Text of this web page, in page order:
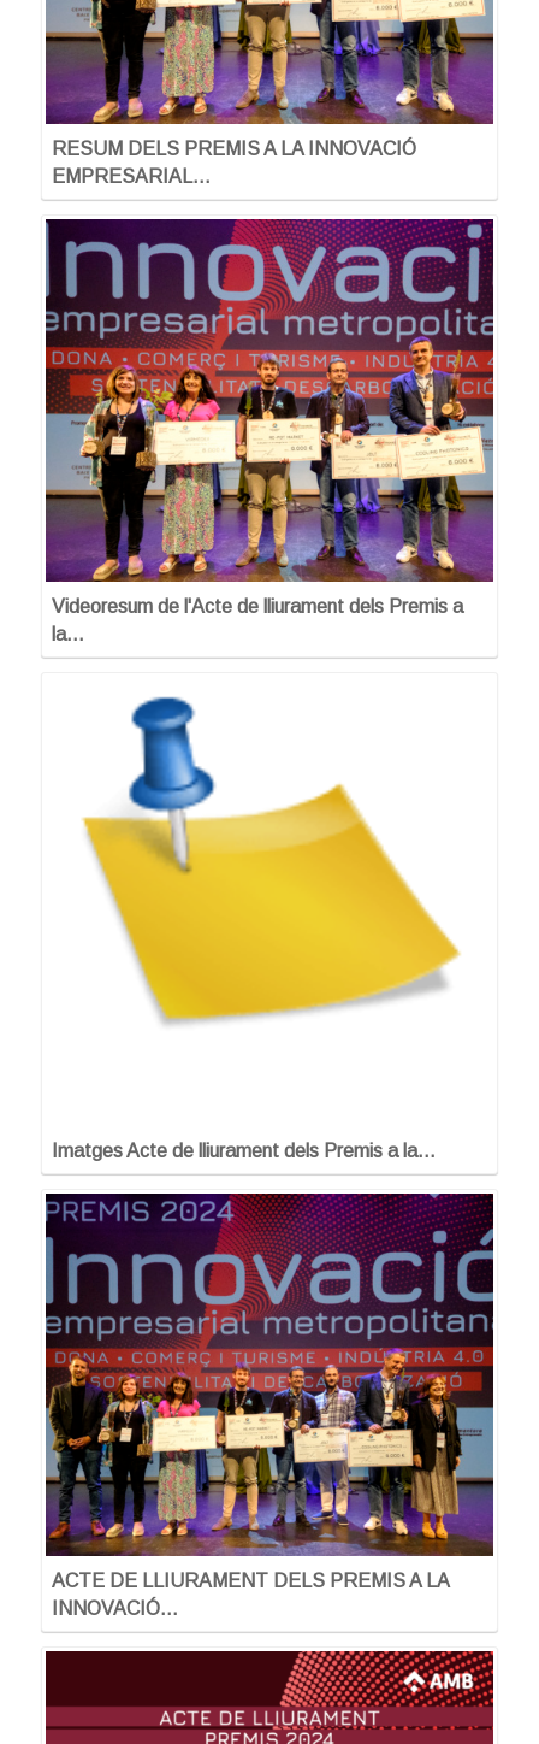
RESUM DELS PREMIS A LA INNOVACIÓ
EMPRESARIAL…
Videoresum de l'Acte de lliurament dels Premis a
la…
Imatges Acte de lliurament dels Premis a la…
ACTE DE LLIURAMENT DELS PREMIS A LA
INNOVACIÓ…